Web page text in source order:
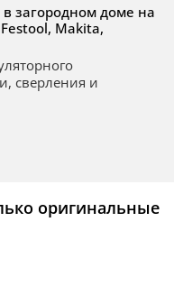
загородном доме на
Makita,
сверления и
оригинальные